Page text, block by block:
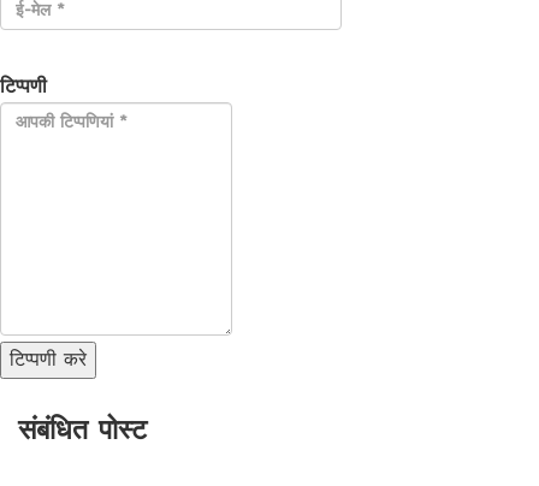
टिप्पणी
टिप्पणी करे
संबंधित पोस्ट